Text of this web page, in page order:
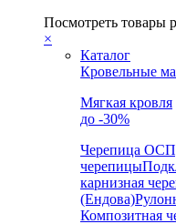
Посмотреть товары
×
Каталог
Кровельные
Мягкая кровля
до -30%
Черепица ОСП,
черепицы
карнизная
(Ендова)
Композитная